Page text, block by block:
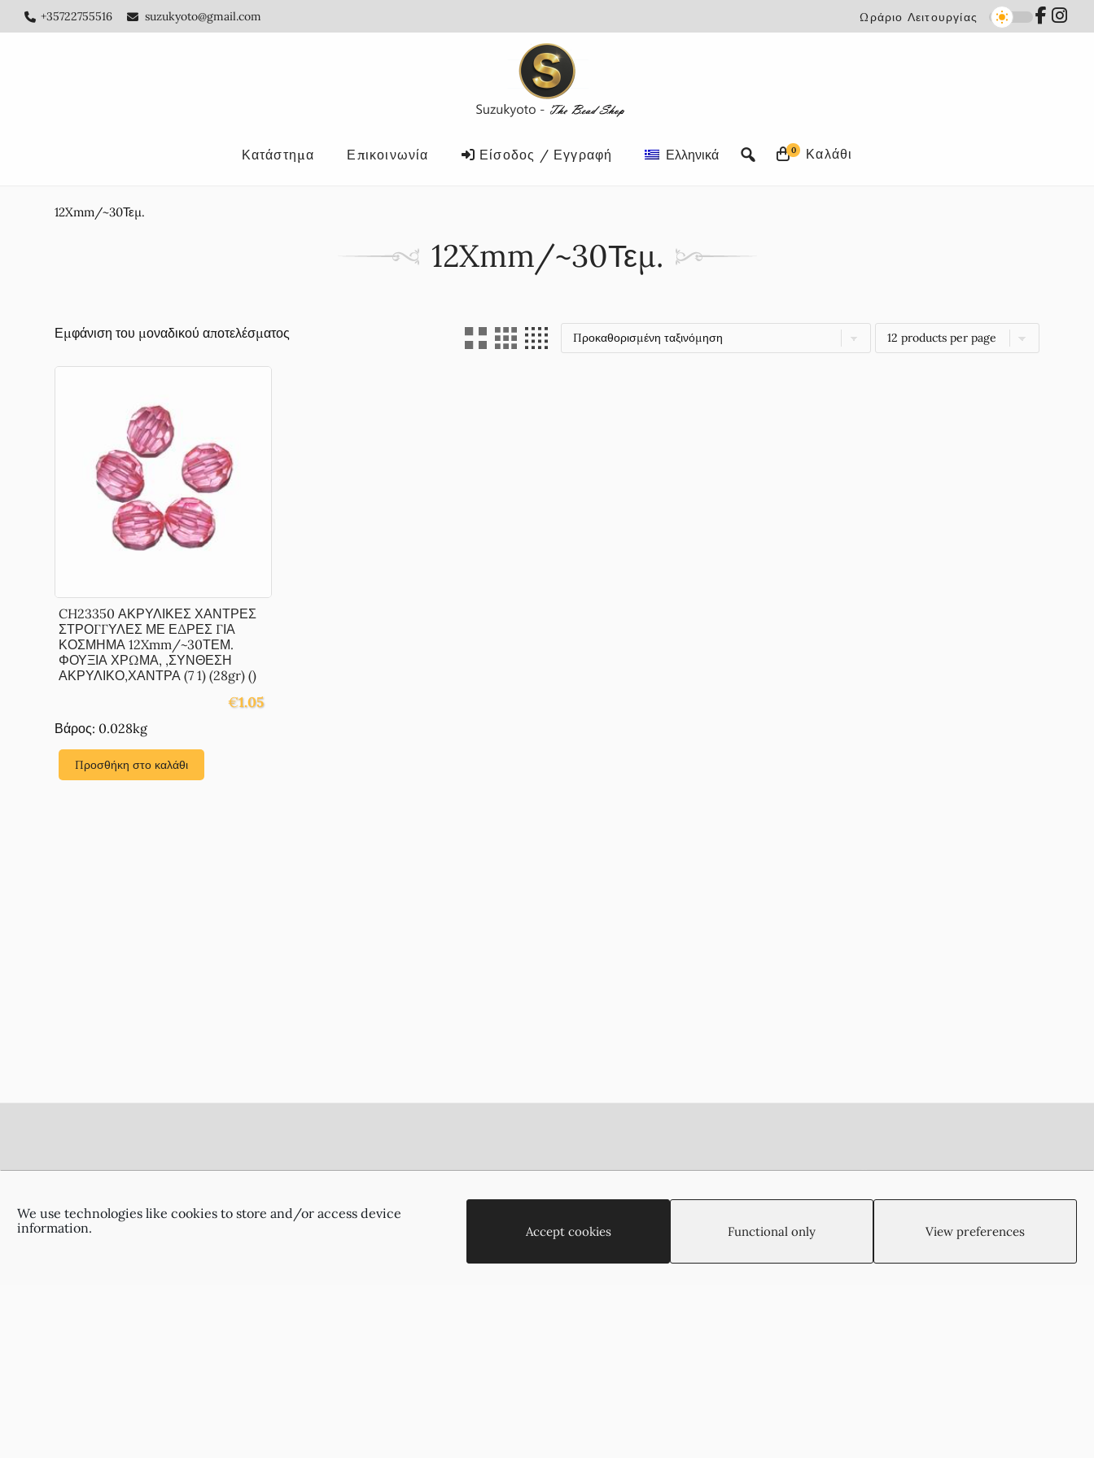
We use technologies like cookies to store and/or access device
information.
Accept cookies Functional only View preferences
Skip
to
Skip
to
+35722755516 suzukyoto@gmail.com Ωράριο Λειτουργίας
Κατάστημα Επικοινωνία Είσοδος / Εγγραφή 0
Ελληνικά
12Xmm/~30Τεμ.
12Xmm/~30Τεμ.
Εμφάνιση του μοναδικού αποτελέσματος
CH23350 ΑΚΡΥΛΙΚΕΣ ΧΑΝΤΡΕΣ
ΣΤΡΟΓΓΥΛΕΣ ΜΕ ΕΔΡΕΣ ΓΙΑ
ΚΟΣΜΗΜΑ 12Xmm/~30ΤΕΜ.
ΦΟΥΞΙΑ ΧΡΩΜΑ, ,ΣΥΝΘΕΣΗ
ΑΚΡΥΛΙΚΟ,ΧΑΝΤΡΑ (7 1) (28gr) ()
€1.05
Βάρος: 0.028kg
Προσθήκη στο καλάθι
Πολιτική Απορρήτου
Επικοινωνία
(Πίσω από το οίκημα του ΑΠΟΕΛ),
+35722755516